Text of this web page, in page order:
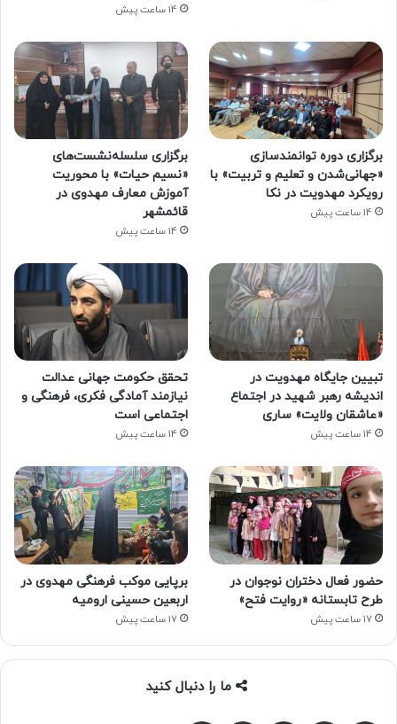
14 ساعت پیش
برگزاری دوره توانمندسازی
«جهانی‌شدن و تعلیم و تربیت» با
رویکرد مهدویت در نکا
14 ساعت پیش
برگزاری سلسله‌نشست‌های
«نسیم حیات» با محوریت
آموزش معارف مهدوی در
قائمشهر
14 ساعت پیش
تبیین جایگاه مهدویت در
اندیشه رهبر شهید در اجتماع
«عاشقان ولایت» ساری
14 ساعت پیش
تحقق حکومت جهانی عدالت
نیازمند آمادگی فکری، فرهنگی و
اجتماعی است
14 ساعت پیش
حضور فعال دختران نوجوان در
طرح تابستانه «روایت فتح»
17 ساعت پیش
برپایی موکب فرهنگی مهدوی در
اربعین حسینی ارومیه
17 ساعت پیش
ما را دنبال کنید